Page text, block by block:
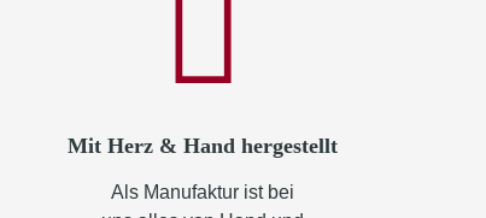
Mit Herz & Hand hergestellt
Als Manufaktur ist bei